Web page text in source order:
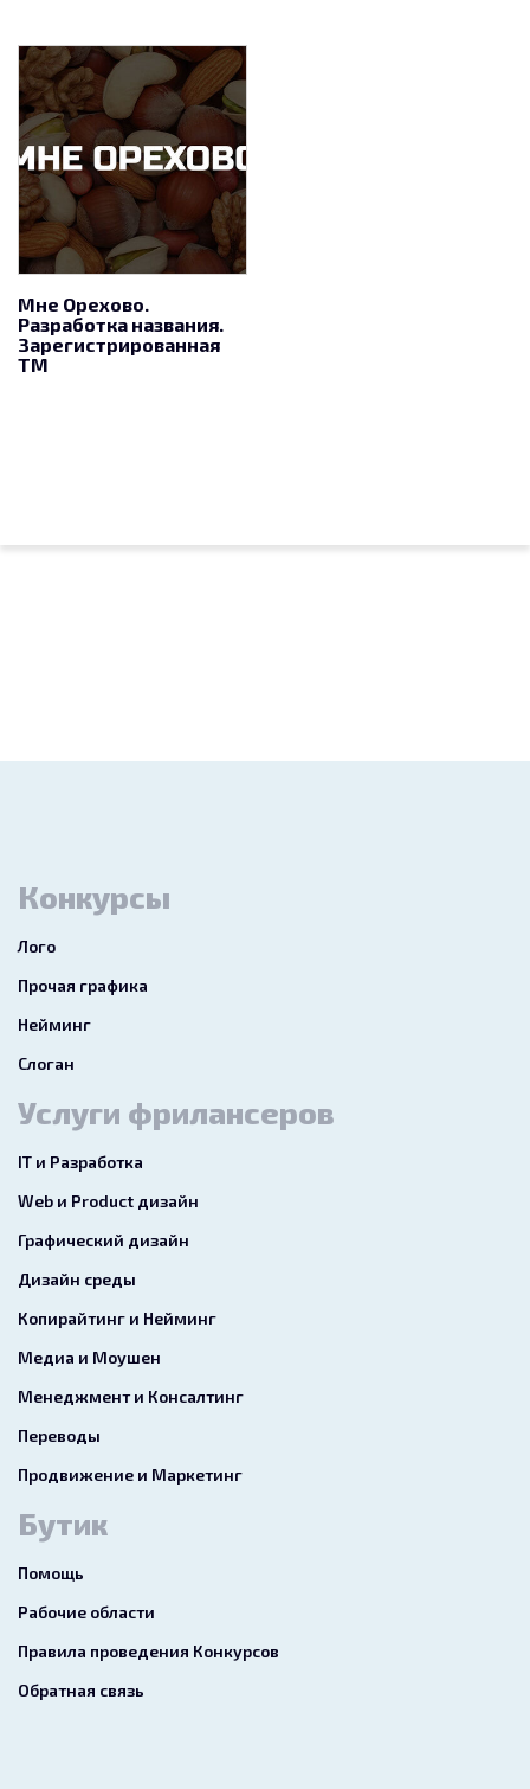
Мне Орехово.
Разработка названия.
Зарегистрированная
ТМ
Конкурсы
Лого
Прочая графика
Нейминг
Слоган
Услуги фрилансеров
IT и Разработка
Web и Product дизайн
Графический дизайн
Дизайн среды
Копирайтинг и Нейминг
Медиа и Моушен
Менеджмент и Консалтинг
Переводы
Продвижение и Маркетинг
Бутик
Помощь
Рабочие области
Правила проведения Конкурсов
Обратная связь